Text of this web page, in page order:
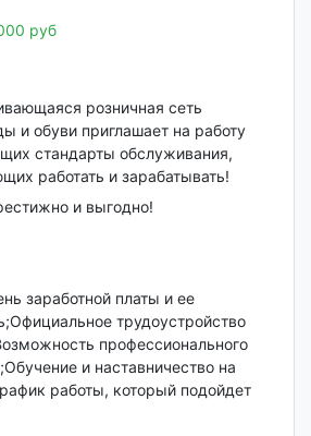
руб
розничная сеть
и обуви приглашает на работу
стандарты обслуживания,
работать и зарабатывать!
и выгодно!
заработной платы и ее
трудоустройство
профессионального
и наставничество на
работы, который подойдет